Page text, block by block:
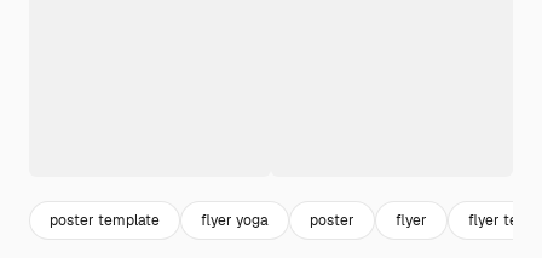
poster template flyer yoga poster flyer flyer